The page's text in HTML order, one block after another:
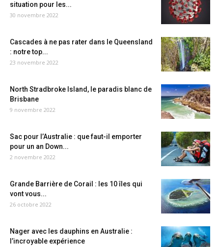
situation pour les...
30 novembre 2022
Cascades à ne pas rater dans le Queensland
: notre top...
23 novembre 2022
North Stradbroke Island, le paradis blanc de
Brisbane
9 novembre 2022
Sac pour l’Australie : que faut-il emporter
pour un an Down...
2 novembre 2022
Grande Barrière de Corail : les 10 îles qui
vont vous...
26 octobre 2022
Nager avec les dauphins en Australie :
l’incroyable expérience